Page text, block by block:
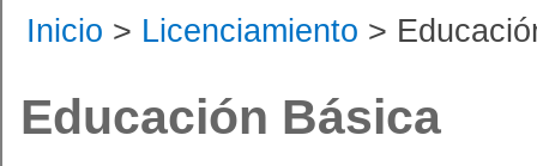
Inicio > Licenciamiento >
Educación Básica